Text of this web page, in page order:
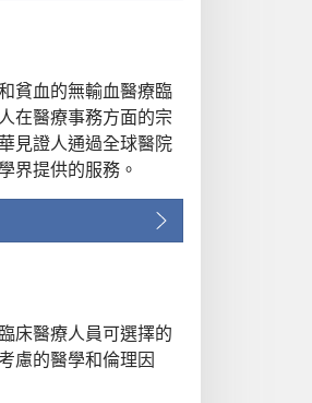
貧血的無輸血醫療臨
在醫療事務方面的宗
見證人通過全球醫院
界提供的服務。
床醫療人員可選擇的
慮的醫學和倫理因